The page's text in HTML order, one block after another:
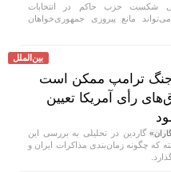
شکست حزب حاکم در انتخابات
مانع پیروزی جمهوری‌خواهان
بین‌الملل
جنگ ترامپ ممکن است
رأی آمریکا تعیین
گاردین در تحلیلی به بررسی این
که چگونه زمان‌بندی مذاکرات ایران و